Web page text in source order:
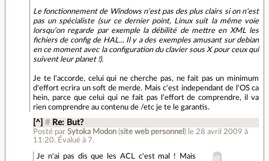
Le fonctionnement de Windows n'est pas des plus clairs si on n'est
pas un spécialiste (sur ce dernier point, Linux suit la même voie
lorsqu'on regarde par exemple la débilité de mettre en XML les
fichiers de config de HAL... Il y a des exemples amusant sur debian
en ce moment avec la configuration du clavier sous X pour ceux qui
suivent leur planet !).
Je te l'accorde, celui qui ne cherche pas, ne fait pas un minimum
d'effort ecrira un soft de merde. Mais c'est independant de l'OS ca
hein, parce que celui qui ne fait pas l'effort de comprendre, il va
rien comprendre au contenu de /etc je te le garantis.
[^] # Re: But?
Posté parSytoka Modon (site web personnel ) le 28 avril 2009 à
11:20. Évalué à7.
Je n'ai pas dis que les ACL c'est mal ! Mais